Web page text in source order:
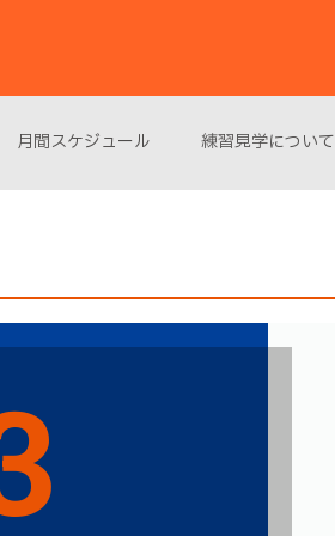
月間スケジュール 練習見学について